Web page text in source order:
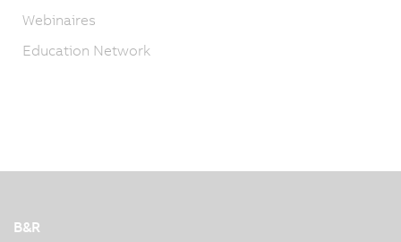
Webinaires
Education Network
B&R